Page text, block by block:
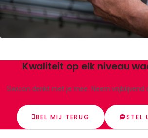
Kwaliteit op elk niveau
Swicon denkt met je mee. Neem vrijblijvend
BEL MIJ TERUG STEL